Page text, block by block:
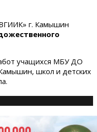
г. Камышин
учащихся МБУ ДО
школ и детских